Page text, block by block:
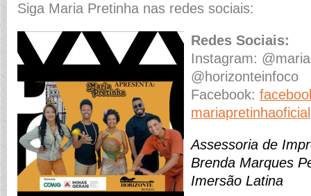
Siga Maria Pretinha nas redes sociais:
Redes Sociais:
Instagram:
@horizonteinfoco
Facebook:
mariapretinhaoficial
Assessoria de
Brenda Marques
Imersão Latina